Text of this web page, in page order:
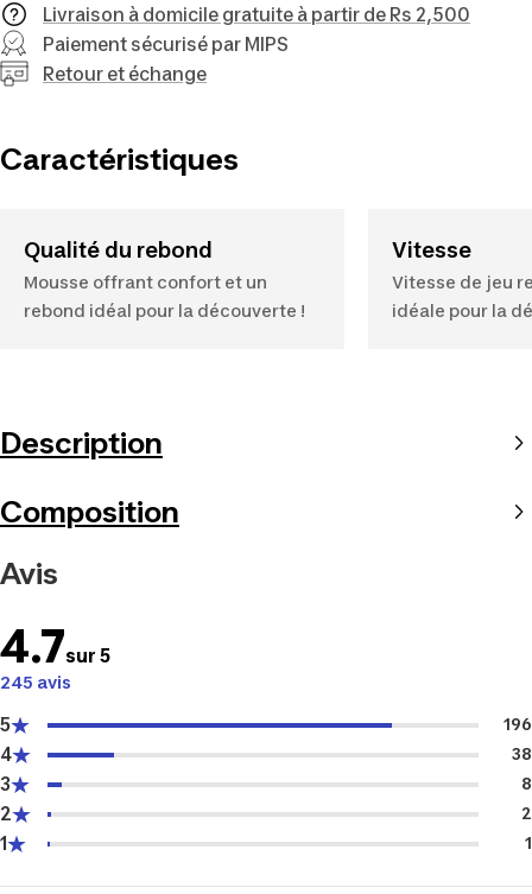
Livraison à domicile gratuite à partir de Rs 2,500
Paiement sécurisé par MIPS
Retour et échange
Caractéristiques
Qualité du rebond
Mousse offrant confort et un
rebond idéal pour la découverte !
Vitesse
Vitesse de jeu
idéale pour la
Description
Composition
Avis
4.7sur 5
245 avis
5 196
4 38
3 8
2 2
1 1